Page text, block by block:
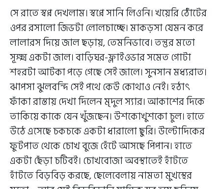
সে রাতে স্বপ্ন দেখলাম। স্বপ্নে সানি লিওনি। খয়েরি ঠোঁটের
ওপর রসালো জিভটা লোলচাচ্ছে। মাকড়সা যেমন করে
লালারস দিয়ে জাল ছড়ায়, তেমনিভাবে। তন্তুর মতো
সূক্ষ্ম একটা জাল। বাড়িঘর-ফ্লাইওভার সমেত গোটা
শহরটা আটকা পড়ে গেছে সেই জালে। সুনসান মধ্যরাত।
ঝাপসা ঝুলবন্দি সেই পথে কেউ কোথাও নেই। হঠাৎ
ফাঁকা রাস্তায় দেখা দিলেন মৃদুল স্যার। আকাশের দিকে
তাকিয়ে কাকে যেন খুঁজছেন। উশকোখুশকো চুল। হাতে
উঠে এসেছে চকচকে একটা ধারালো ছুরি। উল্টোদিকের
ফুটপাত থেকে চোখ বুজে হেঁটে আসছে পিপান। হাতে
একটা ছেঁড়া চটিবই। চোখবোজা অবস্থাতেই হাঁটতে
হাঁটতে বিড়বিড় করছে, ছেলেবেলায় নামতা মুখস্থের